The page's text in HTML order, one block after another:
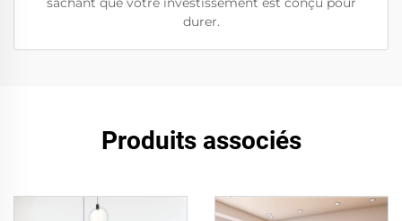
durer.
Produits associés